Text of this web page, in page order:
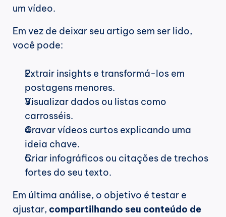
um vídeo.
Em vez de deixar seu artigo sem ser lido,
você pode:
Extrair insights e transformá-los em
postagens menores.
Visualizar dados ou listas como
carrosséis.
Gravar vídeos curtos explicando uma
ideia chave.
Criar infográficos ou citações de trechos
fortes do seu texto.
Em última análise, o objetivo é testar e
ajustar, compartilhando seu conteúdo de